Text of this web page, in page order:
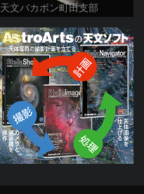
天文バカボン町田支部
PR